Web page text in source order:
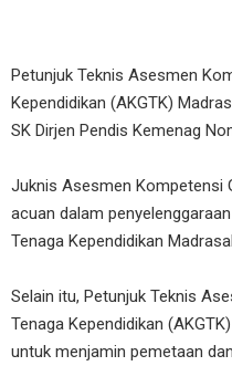
Petunjuk Teknis Asesmen
Kependidikan (AKGTK)
SK Dirjen Pendis Kemenag
Juknis Asesmen Kompetensi
acuan dalam
Tenaga Kependidikan
Selain itu, Petunjuk Teknis
Tenaga Kependidikan
untuk menjamin pemetaan